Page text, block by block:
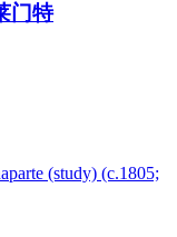
门特